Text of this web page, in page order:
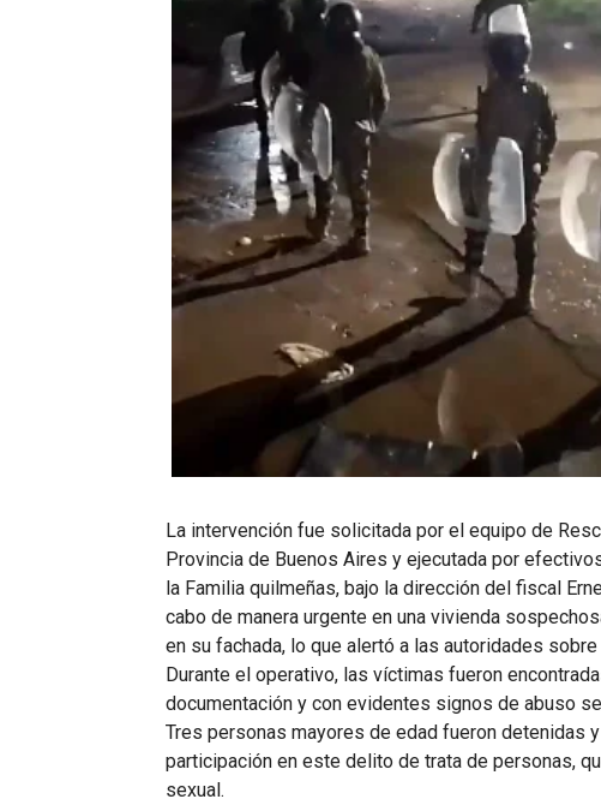
La intervención fue solicitada por el equipo de
Provincia de Buenos Aires y ejecutada por
la Familia quilmeñas, bajo la dirección del fiscal
cabo de manera urgente en una vivienda
en su fachada, lo que alertó a las autoridades
Durante el operativo, las víctimas fueron
documentación y con evidentes signos de abuso
Tres personas mayores de edad fueron detenidas
participación en este delito de trata de personas,
sexual.